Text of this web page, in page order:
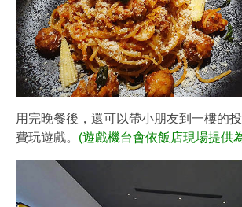
用完晚餐後，還可以帶小朋友到一樓的
費玩遊戲。 (遊戲機台會依飯店現場提供